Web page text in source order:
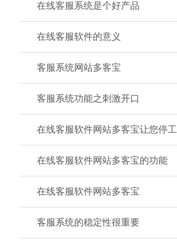
在线客服系统是个好产品
在线客服软件的意义
客服系统网站多客宝
客服系统功能之刺激开口
在线客服软件网站多客宝让您停工
在线客服软件网站多客宝的功能
在线客服软件网站多客宝
客服系统的稳定性很重要